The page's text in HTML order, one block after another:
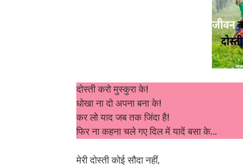
दोस्ती करो मुस्कुरा के!
धोखा ना दो अपना बना के!
कर लो याद जब तक जिंदा है!
फिर ना कहना चले गए दिल में यादें बसा के…
मेरी दोस्ती कोई सौदा नहीं,